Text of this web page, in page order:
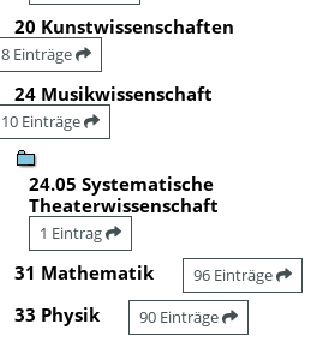
20 Kunstwissenschaften
8 Einträge
24 Musikwissenschaft
10 Einträge
24.05 Systematische
Theaterwissenschaft
1 Eintrag
31 Mathematik 96 Einträge
33 Physik 90 Einträge